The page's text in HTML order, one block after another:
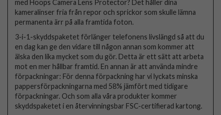
med Hoops Camera Lens Protector? Det håller dina
kameralinser fria från repor och sprickor som skulle lämna
permanenta ärr på alla framtida foton.
3-i-1-skyddspaketet förlänger telefonens livslängd så att du
en dag kan ge den vidare till någon annan som kommer att
älska den lika mycket som du gör. Detta är ett sätt att arbeta
mot en mer hållbar framtid. En annan är att använda mindre
förpackningar: För denna förpackning har vi lyckats minska
pappersförpackningarna med 58% jämfört med tidigare
förpackningar. Och som alla våra produkter kommer
skyddspaketet i en återvinningsbar FSC-certifierad kartong.